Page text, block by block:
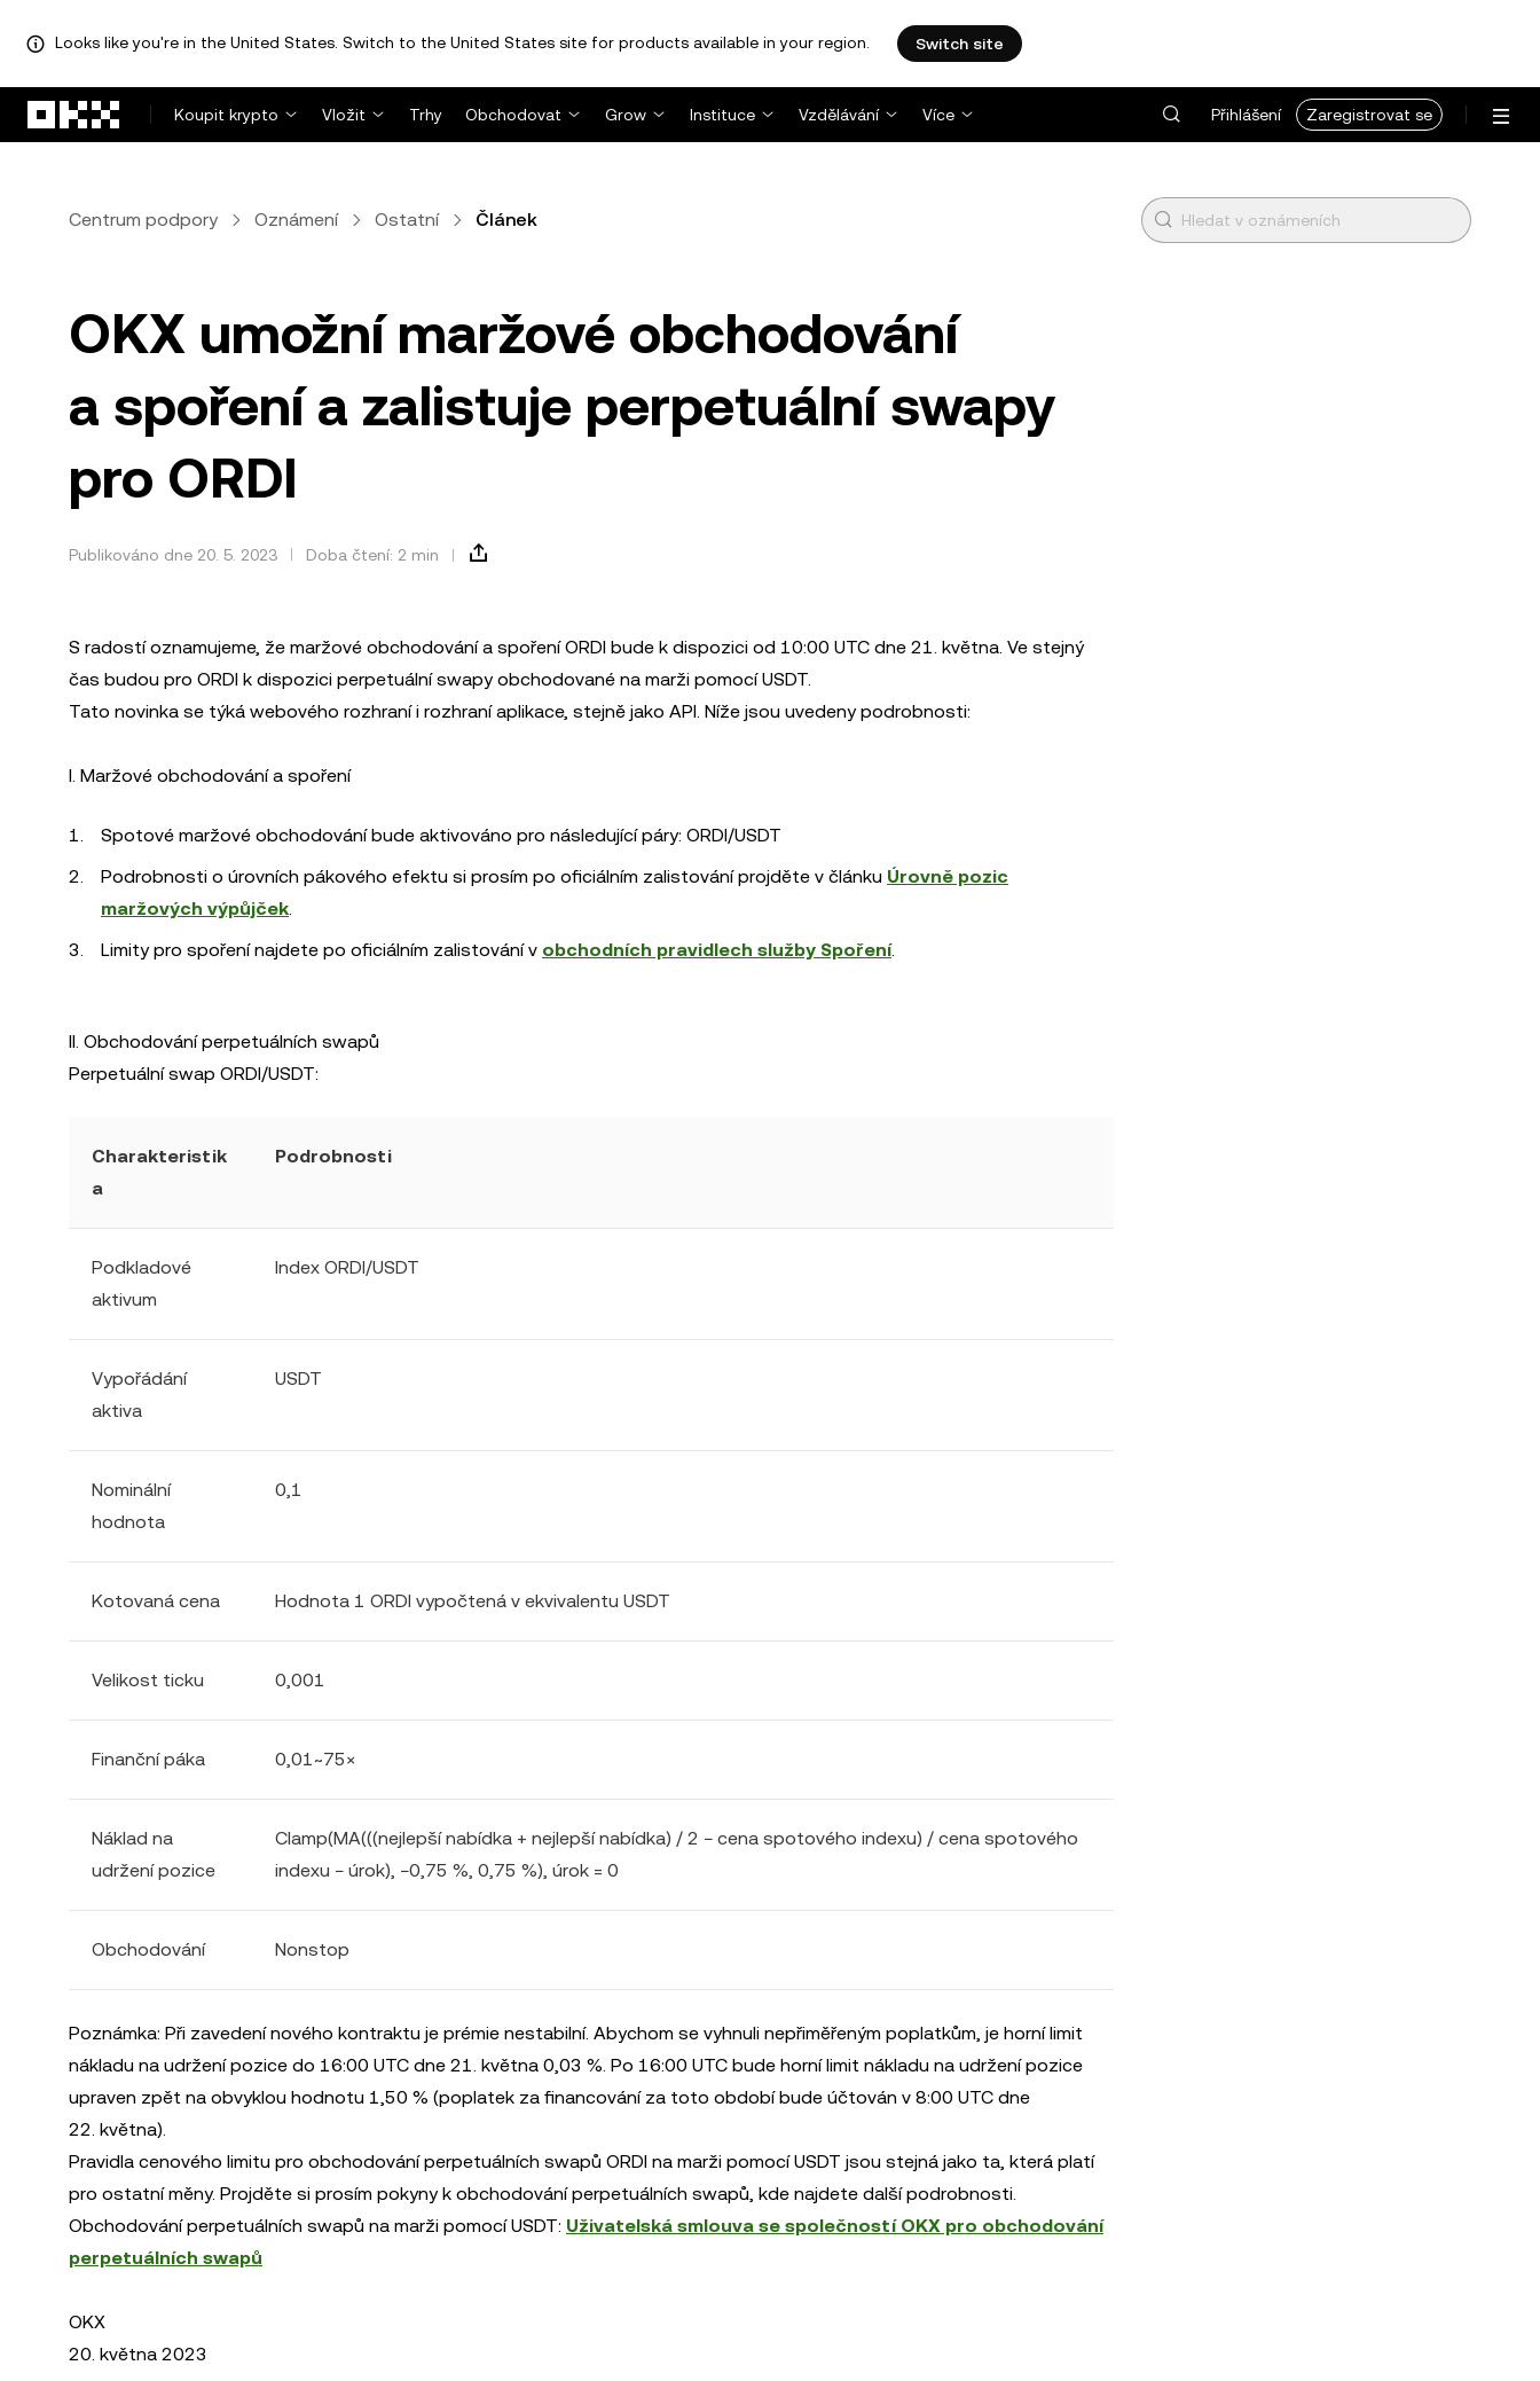
Looks like you're in the United States. Switch to the United States site for products available in your region. Switch site
Koupit krypto
Vložit Trhy Obchodovat Grow Instituce Vzdělávání Více Přihlášení Zaregistrovat se
Centrum podpory Oznámení Ostatní Článek
OKX umožní maržové obchodování
a spoření a zalistuje perpetuální swapy
pro ORDI
Publikováno dne 20. 5. 2023 Doba čtení: 2 min
S radostí oznamujeme, že maržové obchodování a spoření ORDI bude k dispozici od 10:00 UTC dne 21. května. Ve stejný
čas budou pro ORDI k dispozici perpetuální swapy obchodované na marži pomocí USDT.
Tato novinka se týká webového rozhraní i rozhraní aplikace, stejně jako API. Níže jsou uvedeny podrobnosti:
I. Maržové obchodování a spoření
Spotové maržové obchodování bude aktivováno pro následující páry: ORDI/USDT
Podrobnosti o úrovních pákového efektu si prosím po oficiálním zalistování projděte v článku Úrovně pozic
maržových výpůjček.
Limity pro spoření najdete po oficiálním zalistování v obchodních pravidlech služby Spoření.
II. Obchodování perpetuálních swapů
Perpetuální swap ORDI/USDT:
Charakteristik
a
Podrobnosti
Podkladové
aktivum
Index ORDI/USDT
Vypořádání
aktiva
USDT
Nominální
hodnota
0,1
Kotovaná cena Hodnota 1 ORDI vypočtená v ekvivalentu USDT
Velikost ticku 0,001
Finanční páka 0,01~75×
Náklad na
udržení pozice
Clamp(MA(((nejlepší nabídka + nejlepší nabídka) / 2 − cena spotového indexu) / cena spotového
indexu − úrok), −0,75 %, 0,75 %), úrok = 0
Obchodování Nonstop
Poznámka: Při zavedení nového kontraktu je prémie nestabilní. Abychom se vyhnuli nepřiměřeným poplatkům, je horní limit
nákladu na udržení pozice do 16:00 UTC dne 21. května 0,03 %. Po 16:00 UTC bude horní limit nákladu na udržení pozice
upraven zpět na obvyklou hodnotu 1,50 % (poplatek za financování za toto období bude účtován v 8:00 UTC dne
22. května).
Pravidla cenového limitu pro obchodování perpetuálních swapů ORDI na marži pomocí USDT jsou stejná jako ta, která platí
pro ostatní měny. Projděte si prosím pokyny k obchodování perpetuálních swapů, kde najdete další podrobnosti.
Obchodování perpetuálních swapů na marži pomocí USDT: Uživatelská smlouva se společností OKX pro obchodování
perpetuálních swapů
OKX
20. května 2023